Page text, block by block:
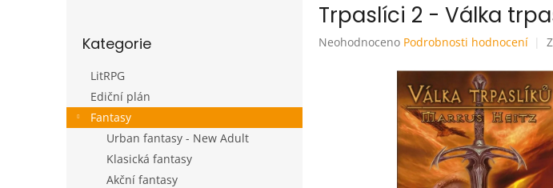
n
kategorie
Kategorie
LitRPG
Ediční plán
Fantasy
Urban fantasy - New Adult
Klasická fantasy
Akční fantasy
Trpaslíci 2 - Válka
Průměrné
Neohodnoceno Podrobnosti hodnocení